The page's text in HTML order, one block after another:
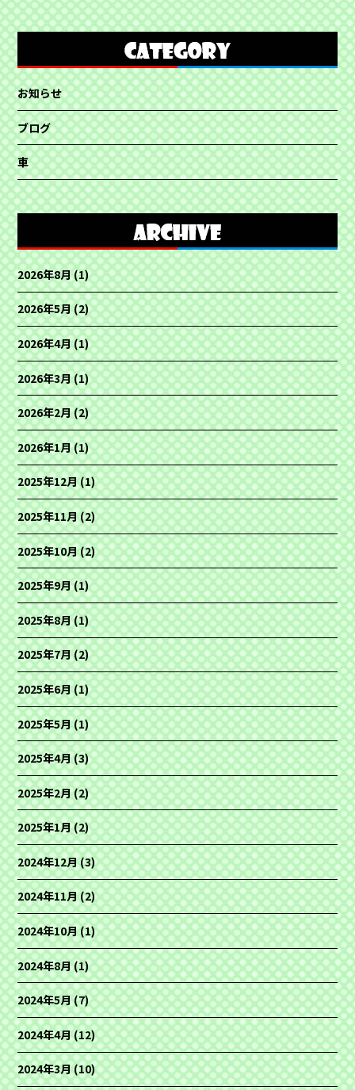
お知らせ
ブログ
車
2026年8月(1)
2026年5月(2)
2026年4月(1)
2026年3月(1)
2026年2月(2)
2026年1月(1)
2025年12月(1)
2025年11月(2)
2025年10月(2)
2025年9月(1)
2025年8月(1)
2025年7月(2)
2025年6月(1)
2025年5月(1)
2025年4月(3)
2025年2月(2)
2025年1月(2)
2024年12月(3)
2024年11月(2)
2024年10月(1)
2024年8月(1)
2024年5月(7)
2024年4月(12)
2024年3月(10)